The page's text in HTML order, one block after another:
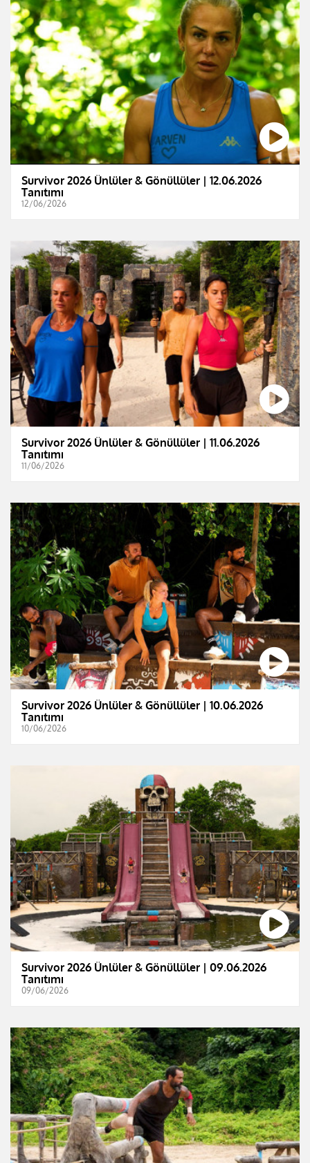
Survivor 2026 Ünlüler & Gönüllüler | 12.06.2026
Tanıtımı
12/06/2026
Survivor 2026 Ünlüler & Gönüllüler | 11.06.2026
Tanıtımı
11/06/2026
Survivor 2026 Ünlüler & Gönüllüler | 10.06.2026
Tanıtımı
10/06/2026
Survivor 2026 Ünlüler & Gönüllüler | 09.06.2026
Tanıtımı
09/06/2026